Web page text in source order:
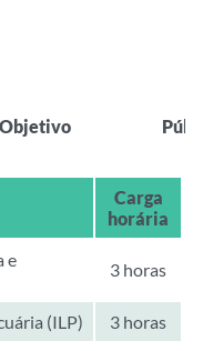
Objetivo
Carga
horária
e
3 horas
(ILP)
3 horas